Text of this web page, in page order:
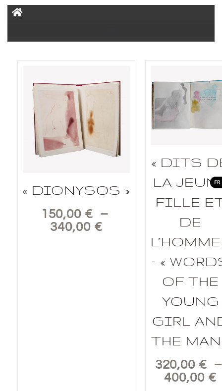
« DIONYSOS »
150,00 €
–
340,00 €
« DITS
LA
FILLE
DE
L’HOMME
– «
OF THE
YOUNG
GIRL
THE MAN
320,00 €
400,00 €